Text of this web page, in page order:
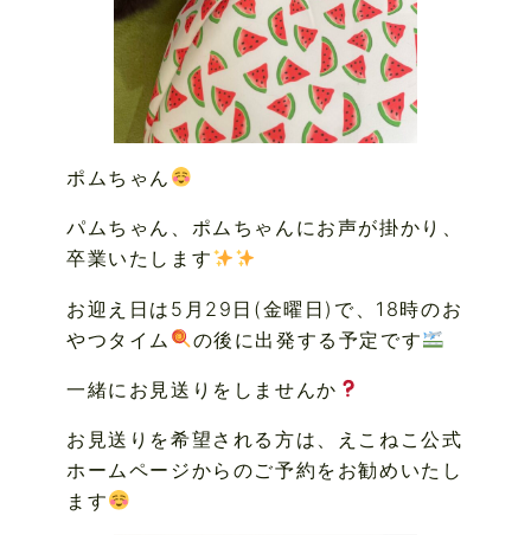
ポムちゃん
パムちゃん、ポムちゃんにお声が掛かり、
卒業いたします
お迎え日は5月29日(金曜日)で、18時のお
やつタイム
の後に出発する予定です
一緒にお見送りをしませんか
お見送りを希望される方は、えこねこ公式
ホームページからのご予約をお勧めいたし
ます